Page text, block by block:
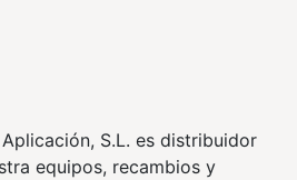
S.L. es distribuidor
equipos, recambios y